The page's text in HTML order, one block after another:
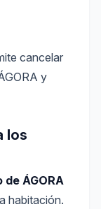
cancelar
y
los
ÁGORA
habitación.